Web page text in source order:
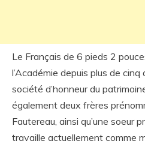
Le Français de 6 pieds 2
l’Académie depuis plus de
société d’honneur du
également deux frères
Fautereau, ainsi qu’une soeur
travaille actuellement comme